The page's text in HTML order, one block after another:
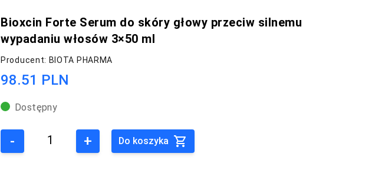
Bioxcin Forte Serum do skóry głowy przeciw silnemu
wypadaniu włosów 3×50 ml
Producent: BIOTA PHARMA
98.51 PLN
Dostępny
- +
Do koszyka